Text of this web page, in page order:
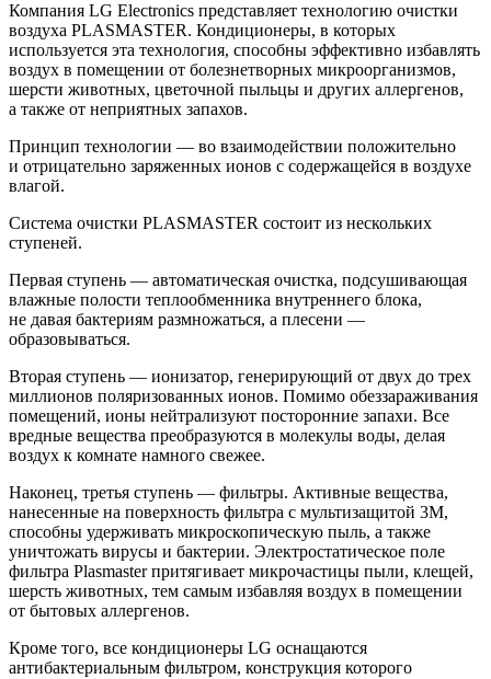
Компания LG Electronics представляет технологию очистки
воздуха PLASMASTER. Кондиционеры, в которых
используется эта технология, способны эффективно избавлять
воздух в помещении от болезнетворных микроорганизмов,
шерсти животных, цветочной пыльцы и других аллергенов,
а также от неприятных запахов.
Принцип технологии — во взаимодействии положительно
и отрицательно заряженных ионов с содержащейся в воздухе
влагой.
Система очистки PLASMASTER состоит из нескольких
ступеней.
Первая ступень — автоматическая очистка, подсушивающая
влажные полости теплообменника внутреннего блока,
не давая бактериям размножаться, а плесени —
образовываться.
Вторая ступень — ионизатор, генерирующий от двух до трех
миллионов поляризованных ионов. Помимо обеззараживания
помещений, ионы нейтрализуют посторонние запахи. Все
вредные вещества преобразуются в молекулы воды, делая
воздух к комнате намного свежее.
Наконец, третья ступень — фильтры. Активные вещества,
нанесенные на поверхность фильтра с мультизащитой 3М,
способны удерживать микроскопическую пыль, а также
уничтожать вирусы и бактерии. Электростатическое поле
фильтра Plasmaster притягивает микрочастицы пыли, клещей,
шерсть животных, тем самым избавляя воздух в помещении
от бытовых аллергенов.
Кроме того, все кондиционеры LG оснащаются
антибактериальным фильтром, конструкция которого